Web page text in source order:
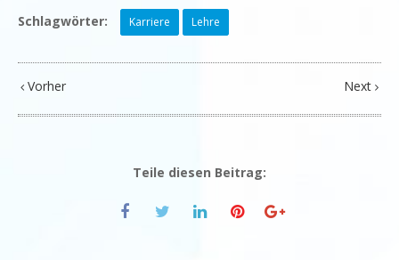
Schlagwörter: Karriere Lehre
Vorher Next
Teile diesen Beitrag: